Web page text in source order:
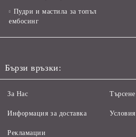
Пудри и мастила за топъл
ембосинг
Бързи връзки:
За Нас
Информация за доставка
Рекламации
Търсене
Условия